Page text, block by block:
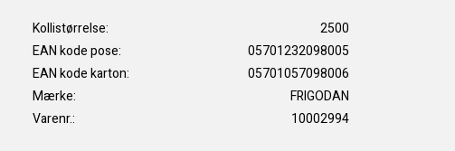
Kollistørrelse:
2500
EAN kode pose:
05701232098005
EAN kode karton:
05701057098006
Mærke:
FRIGODAN
Varenr.:
10002994